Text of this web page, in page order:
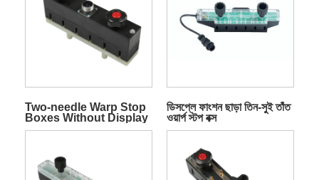
Two-needle Warp Stop
Boxes Without Display
Function
ডিসপ্লে ফাংশন ছাড়া তিন-সুই তাঁত
ওয়ার্প স্টপ বক্স